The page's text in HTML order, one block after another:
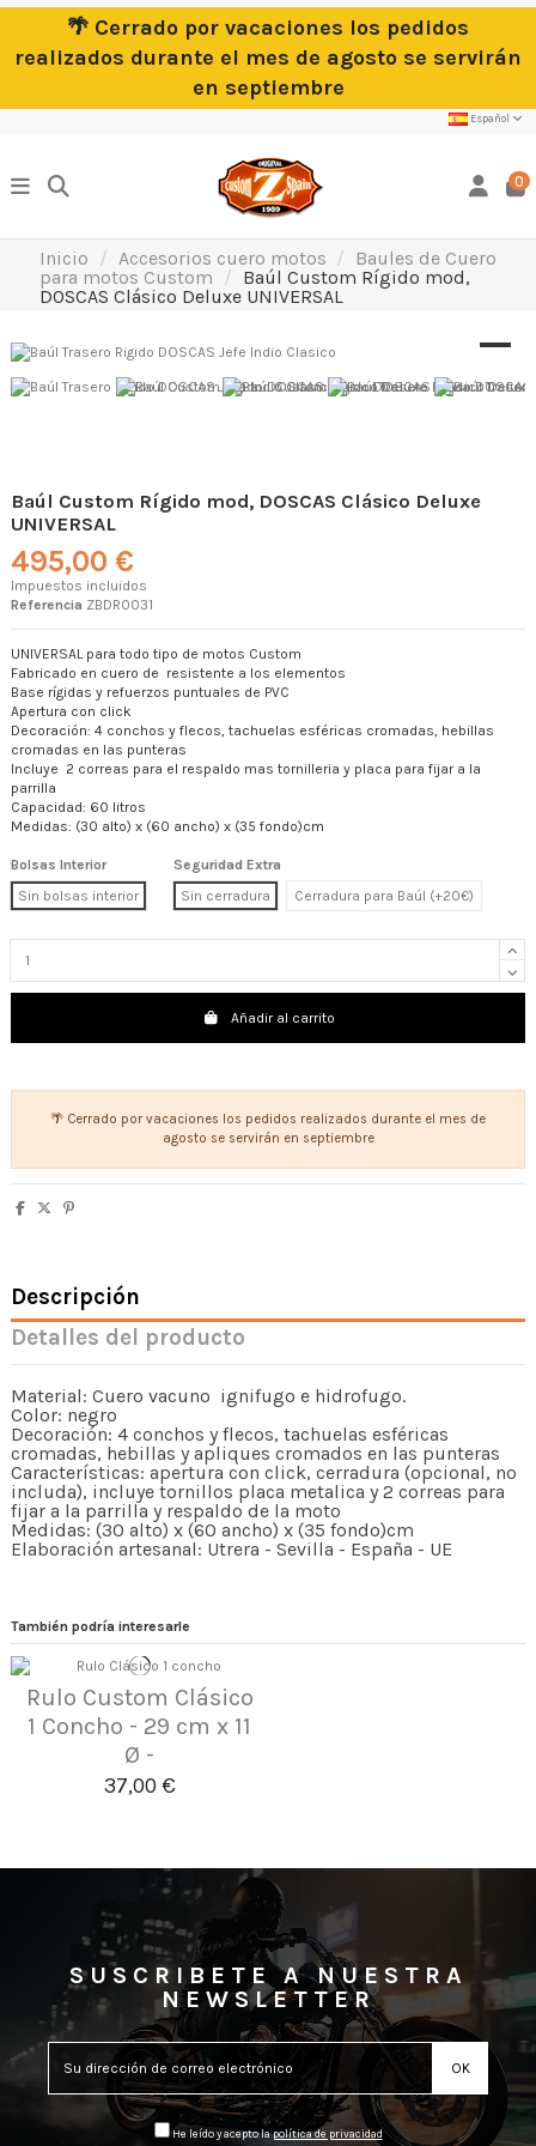
🌴 Cerrado por vacaciones los pedidos
realizados durante el mes de agosto se servirán
en septiembre
Español
0
Inicio Accesorios cuero motos
Baules de Cuero
para motos Custom
Baúl Custom Rígido mod,
DOSCAS Clásico Deluxe UNIVERSAL
Baúl Custom Rígido mod, DOSCAS Clásico Deluxe
UNIVERSAL
495,00 €
Impuestos incluidos
Referencia ZBDR0031
UNIVERSAL para todo tipo de motos Custom
Fabricado en cuero de resistente a los elementos
Base rígidas y refuerzos puntuales de PVC
Apertura con click
Decoración: 4 conchos y flecos, tachuelas esféricas cromadas, hebillas
cromadas en las punteras
Incluye 2 correas para el respaldo mas tornilleria y placa para fijar a la
parrilla
Capacidad: 60 litros
Medidas: (30 alto) x (60 ancho) x (35 fondo)cm
Bolsas Interior
Sin bolsas interior
Seguridad Extra
Sin cerradura
Cerradura para Baúl (+20€)
Añadir al carrito
🌴 Cerrado por vacaciones los pedidos realizados durante el mes de
agosto se servirán en septiembre
Descripción
Detalles del producto
Material: Cuero vacuno ignifugo e hidrofugo.
Color: negro
Decoración: 4 conchos y flecos, tachuelas esféricas
cromadas, hebillas y apliques cromados en las punteras
Características: apertura con click, cerradura (opcional, no
includa), incluye tornillos placa metalica y 2 correas para
fijar a la parrilla y respaldo de la moto
Medidas: (30 alto) x (60 ancho) x (35 fondo)cm
Elaboración artesanal: Utrera - Sevilla - España - UE
También podría interesarle
Rulo Custom Clásico
1 Concho - 29 cm x 11
Ø -
37,00 €
SUSCRIBETE A NUESTRA
NEWSLETTER
He leído y acepto lapolítica de privacidad